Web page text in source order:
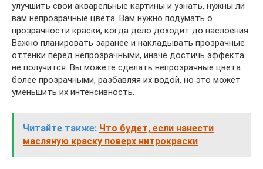
улучшить свои акварельные картины и узнать, нужны ли
вам непрозрачные цвета. Вам нужно подумать о
прозрачности краски, когда дело доходит до наслоения.
Важно планировать заранее и накладывать прозрачные
оттенки перед непрозрачными, иначе достичь эффекта
не получится. Вы можете сделать непрозрачные цвета
более прозрачными, разбавляя их водой, но это может
уменьшить их интенсивность.
Читайте также: Что будет, если нанести
масляную краску поверх нитрокраски